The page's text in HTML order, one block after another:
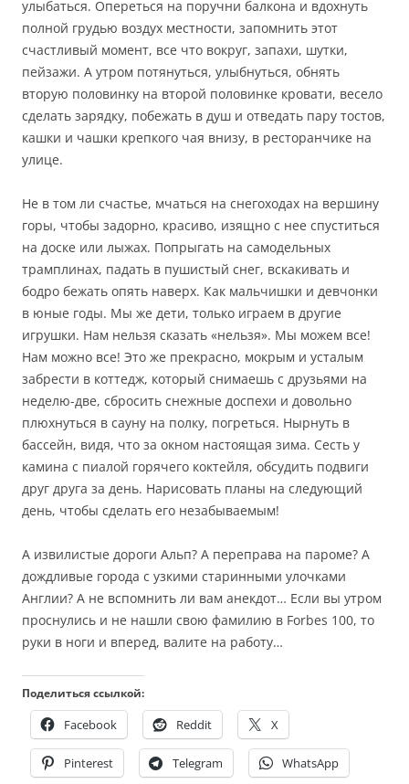
улыбаться. Опереться на поручни балкона и вдохнуть
полной грудью воздух местности, запомнить этот
счастливый момент, все что вокруг, запахи, шутки,
пейзажи. А утром потянуться, улыбнуться, обнять
вторую половинку на второй половинке кровати, весело
сделать зарядку, побежать в душ и отведать пару тостов,
кашки и чашки крепкого чая внизу, в ресторанчике на
улице.
Не в том ли счастье, мчаться на снегоходах на вершину
горы, чтобы задорно, красиво, изящно с нее спуститься
на доске или лыжах. Попрыгать на самодельных
трамплинах, падать в пушистый снег, вскакивать и
бодро бежать опять наверх. Как мальчишки и девчонки
в юные годы. Мы же дети, только играем в другие
игрушки. Нам нельзя сказать «нельзя». Мы можем все!
Нам можно все! Это же прекрасно, мокрым и усталым
забрести в коттедж, который снимаешь с друзьями на
неделю-две, сбросить снежные доспехи и довольно
плюхнуться в сауну на полку, погреться. Нырнуть в
бассейн, видя, что за окном настоящая зима. Сесть у
камина с пиалой горячего коктейля, обсудить подвиги
друг друга за день. Нарисовать планы на следующий
день, чтобы сделать его незабываемым!
А извилистые дороги Альп? А переправа на пароме? А
дождливые города с узкими старинными улочками
Англии? А не вспомнить ли вам анекдот… Если вы утром
проснулись и не нашли свою фамилию в Forbes 100, то
руки в ноги и вперед, валите на работу…
Поделиться ссылкой:
Facebook Reddit X
Pinterest Telegram WhatsApp